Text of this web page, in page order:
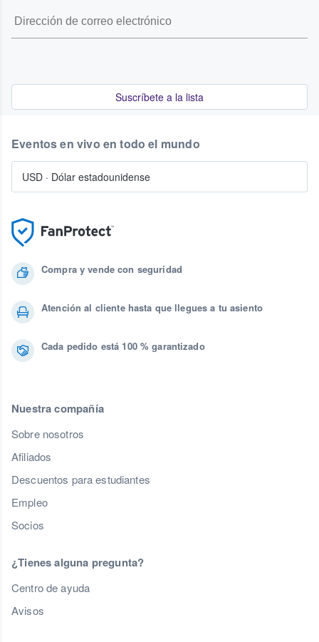
Suscríbete a la lista
Compra y vende con seguridad
Atención al cliente hasta que llegues a tu asiento
Cada pedido está 100 % garantizado
Nuestra compañía
Sobre nosotros
Afiliados
Descuentos para estudiantes
Empleo
Socios
¿Tienes alguna pregunta?
Centro de ayuda
Avisos
Eventos en vivo en todo el mundo
USD · Dólar estadounidense